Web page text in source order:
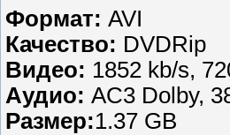
Формат: AVI
Качество: DVDRip
Видео: 1852 kb/s,
Аудио: AC3 Dolby,
Размер:1.37 GB